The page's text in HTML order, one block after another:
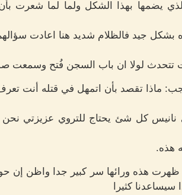
يضمها بهذا الشكل ولما لما شعرت بأن
بشكل جيد فالظلام شديد هنا اعادت
تتحدث لولا ان باب السجن فُتح
ماذا تقصد بأن اتمهل في قتله أنت
كل شئ يحتاج للتروي عزيزتي
هذه.
ظهرت هذه ورائها سر كبير جدا واظن إن
كثيرا